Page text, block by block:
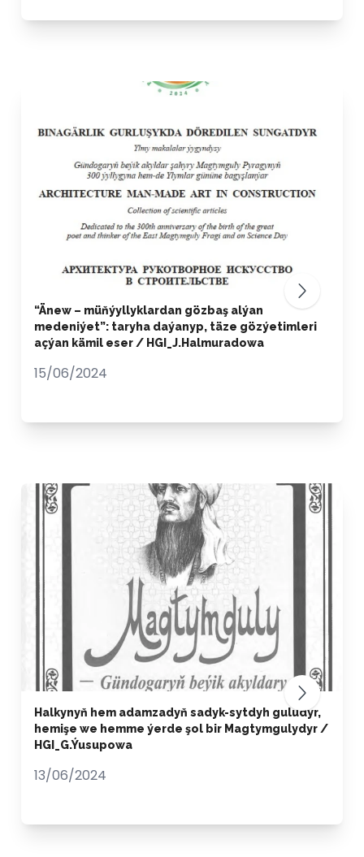
“Änew – müňýyllyklardan gözbaş alýan
medeniýet”: taryha daýanyp, täze gözýetimleri
açýan kämil eser / HGI_J.Halmuradowa
15/06/2024
Halkynyň hem adamzadyň sadyk-sytdyh guludyr,
hemişe we hemme ýerde şol bir Magtymgulydyr /
HGI_G.Ýusupowa
13/06/2024